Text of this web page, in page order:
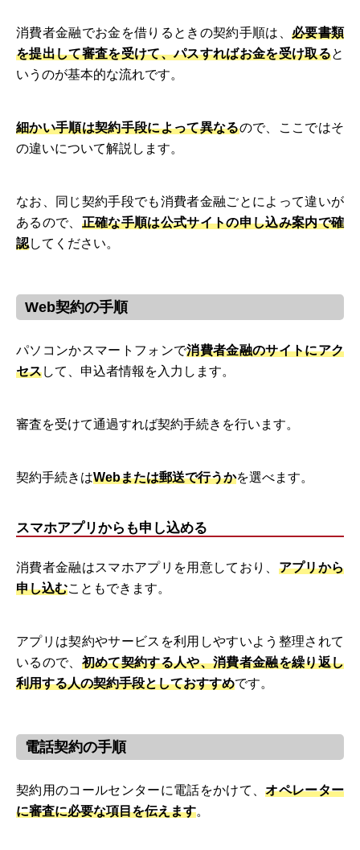
消費者金融でお金を借りるときの契約手順は、 必要書類
を提出して審査を受けて、パスすればお金を受け取ると
いうのが基本的な流れです。
細かい手順は契約手段によって異なるので、ここではそ
の違いについて解説します。
なお、同じ契約手段でも消費者金融ごとによって違いが
あるので、 正確な手順は公式サイトの申し込み案内で確
認してください。
Web契約の手順
パソコンかスマートフォンで消費者金融のサイトにアク
セスして、申込者情報を入力します。
審査を受けて通過すれば契約手続きを行います。
契約手続きはWebまたは郵送で行うかを選べます。
スマホアプリからも申し込める
消費者金融はスマホアプリを用意しており、 アプリから
申し込むこともできます。
アプリは契約やサービスを利用しやすいよう整理されて
いるので、 初めて契約する人や、消費者金融を繰り返し
利用する人の契約手段としておすすめです。
電話契約の手順
契約用のコールセンターに電話をかけて、オペレーター
に審査に必要な項目を伝えます。